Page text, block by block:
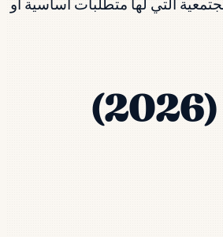
التي لها متطلبات أساسية أو